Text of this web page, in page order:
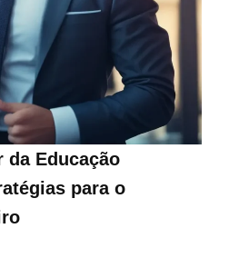
da Educação
para o